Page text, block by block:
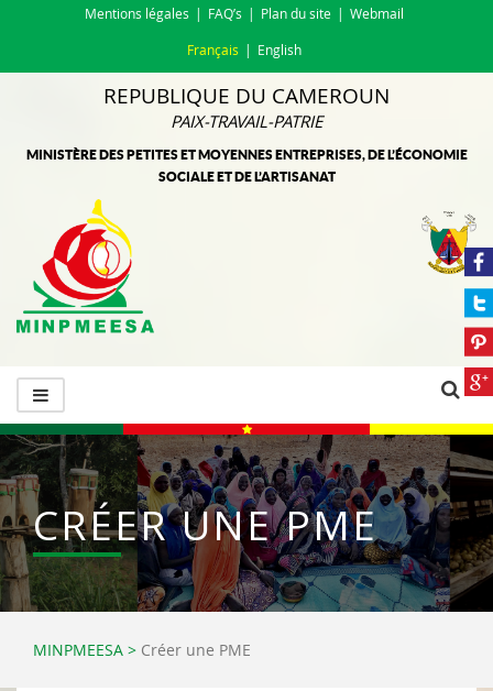
Mentions légales FAQ’s Plan du site Webmail
Français English
REPUBLIQUE DU CAMEROUN
PAIX-TRAVAIL-PATRIE
MINISTÈRE DES PETITES ET MOYENNES ENTREPRISES, DE L’ÉCONOMIE
SOCIALE ET DE L’ARTISANAT
CRÉER UNE PME
MINPMEESA > Créer une PME